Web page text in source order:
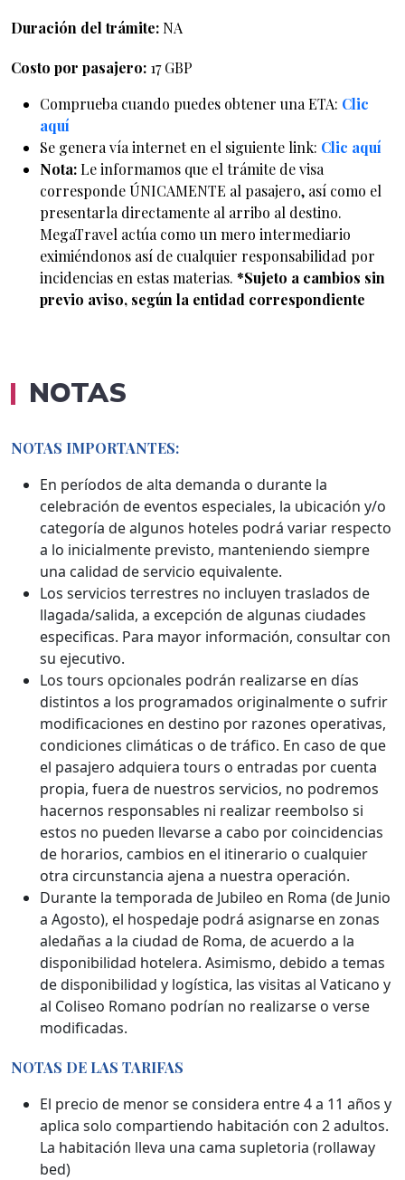
Duración del trámite: NA
Costo por pasajero: 17 GBP
Comprueba cuando puedes obtener una ETA: Clic
aquí
Se genera vía internet en el siguiente link: Clic aquí
Nota:Le informamos que el trámite de visa
corresponde ÚNICAMENTE al pasajero, así como el
presentarla directamente al arribo al destino.
MegaTravel actúa como un mero intermediario
eximiéndonos así de cualquier responsabilidad por
incidencias en estas materias. *Sujeto a cambios sin
previo aviso, según la entidad correspondiente
NOTAS
NOTAS IMPORTANTES:
En períodos de alta demanda o durante la
celebración de eventos especiales, la ubicación y/o
categoría de algunos hoteles podrá variar respecto
a lo inicialmente previsto, manteniendo siempre
una calidad de servicio equivalente.
Los servicios terrestres no incluyen traslados de
llagada/salida, a excepción de algunas ciudades
especificas. Para mayor información, consultar con
su ejecutivo.
Los tours opcionales podrán realizarse en días
distintos a los programados originalmente o sufrir
modificaciones en destino por razones operativas,
condiciones climáticas o de tráfico. En caso de que
el pasajero adquiera tours o entradas por cuenta
propia, fuera de nuestros servicios, no podremos
hacernos responsables ni realizar reembolso si
estos no pueden llevarse a cabo por coincidencias
de horarios, cambios en el itinerario o cualquier
otra circunstancia ajena a nuestra operación.
Durante la temporada de Jubileo en Roma (de Junio
a Agosto), el hospedaje podrá asignarse en zonas
aledañas a la ciudad de Roma, de acuerdo a la
disponibilidad hotelera. Asimismo, debido a temas
de disponibilidad y logística, las visitas al Vaticano y
al Coliseo Romano podrían no realizarse o verse
modificadas.
NOTAS DE LAS TARIFAS
El precio de menor se considera entre 4 a 11 años y
aplica solo compartiendo habitación con 2 adultos.
La habitación lleva una cama supletoria (rollaway
bed)